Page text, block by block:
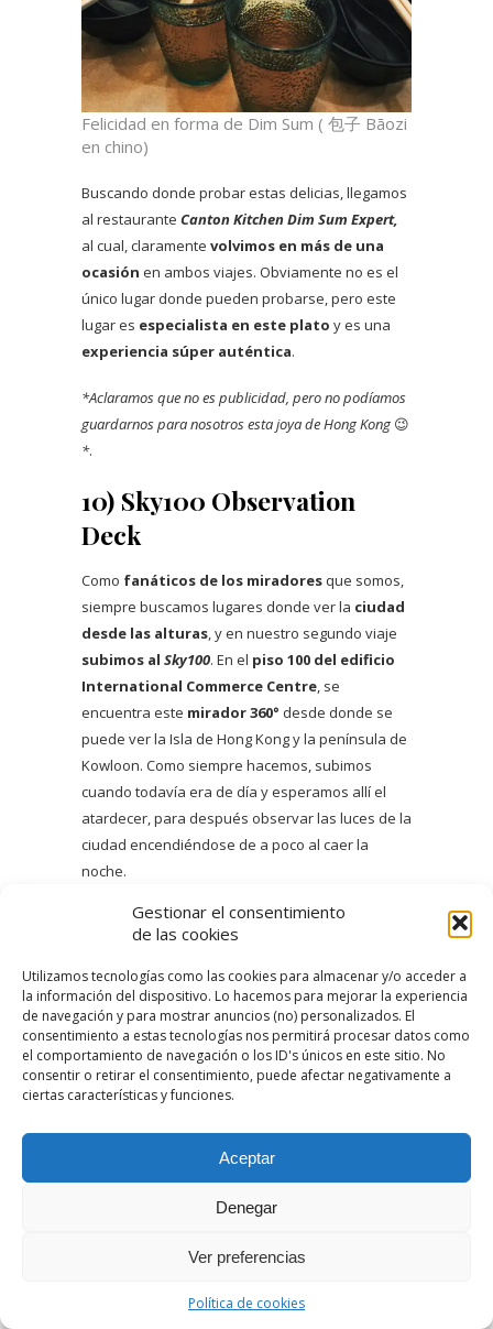
Gestionar el consentimiento
de las cookies
Utilizamos tecnologías como las cookies para almacenar y/o acceder a
la información del dispositivo. Lo hacemos para mejorar la experiencia
de navegación y para mostrar anuncios (no) personalizados. El
consentimiento a estas tecnologías nos permitirá procesar datos como
el comportamiento de navegación o los ID's únicos en este sitio. No
consentir o retirar el consentimiento, puede afectar negativamente a
ciertas características y funciones.
Aceptar
Denegar
Ver preferencias
Política de cookies
Felicidad en forma de Dim Sum ( 包子 Bāozi
en chino)
Buscando donde probar estas delicias, llegamos
al restaurante Canton Kitchen Dim Sum Expert,
al cual, claramente volvimos en más de una
ocasión en ambos viajes. Obviamente no es el
único lugar donde pueden probarse, pero este
lugar es especialista en este plato y es una
experiencia súper auténtica.
*Aclaramos que no es publicidad, pero no podíamos
guardarnos para nosotros esta joya de Hong Kong 😉
*.
10) Sky100 Observation
Deck
Como fanáticos de los miradoresque somos,
siempre buscamos lugares donde ver la ciudad
desde las alturas, y en nuestro segundo viaje
subimos al Sky100. En el piso 100 del edificio
International Commerce Centre, se
encuentra este mirador 360° desde donde se
puede ver la Isla de Hong Kong y la península de
Kowloon. Como siempre hacemos, subimos
cuando todavía era de día y esperamos allí el
atardecer, para después observar las luces de la
ciudad encendiéndose de a poco al caer la
noche.